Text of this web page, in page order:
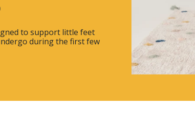
to support little feet
during the first few